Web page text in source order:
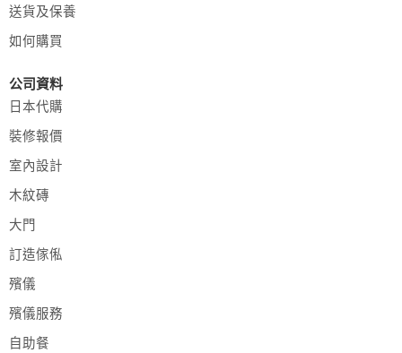
送貨及保養
如何購買
公司資料
日本代購
裝修報價
室內設計
木紋磚
大門
訂造傢俬
殯儀
殯儀服務
自助餐